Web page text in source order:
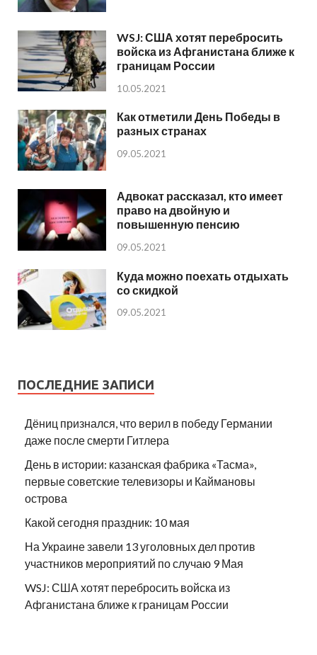
WSJ: США хотят перебросить
войска из Афганистана ближе к
границам России
10.05.2021
Как отметили День Победы в
разных странах
09.05.2021
Адвокат рассказал, кто имеет
право на двойную и
повышенную пенсию
09.05.2021
Куда можно поехать отдыхать
со скидкой
09.05.2021
ПОСЛЕДНИЕ ЗАПИСИ
Дёниц признался, что верил в победу Германии
даже после смерти Гитлера
День в истории: казанская фабрика «Тасма»,
первые советские телевизоры и Каймановы
острова
Какой сегодня праздник: 10 мая
На Украине завели 13 уголовных дел против
участников мероприятий по случаю 9 Мая
WSJ: США хотят перебросить войска из
Афганистана ближе к границам России